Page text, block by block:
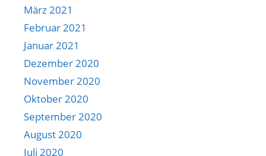
März 2021
Februar 2021
Januar 2021
Dezember 2020
November 2020
Oktober 2020
September 2020
August 2020
Juli 2020